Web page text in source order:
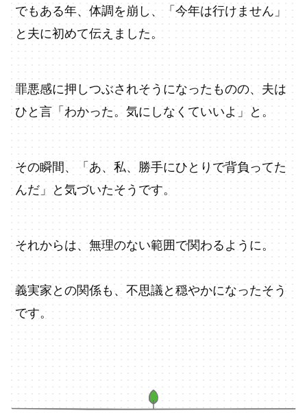
でもある年、体調を崩し、「今年は行けません」
と夫に初めて伝えました。
罪悪感に押しつぶされそうになったものの、夫は
ひと言「わかった。気にしなくていいよ」と。
その瞬間、「あ、私、勝手にひとりで背負ってた
んだ」と気づいたそうです。
それからは、無理のない範囲で関わるように。
義実家との関係も、不思議と穏やかになったそう
です。